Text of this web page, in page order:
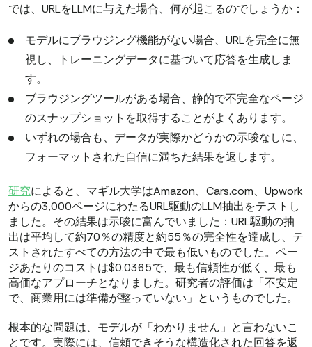
では、URLをLLMに与えた場合、何が起こるのでしょうか：
モデルにブラウジング機能がない場合、URLを完全に無
視し、トレーニングデータに基づいて応答を生成しま
す。
ブラウジングツールがある場合、静的で不完全なページ
のスナップショットを取得することがよくあります。
いずれの場合も、データが実際かどうかの示唆なしに、
フォーマットされた自信に満ちた結果を返します。
研究によると、マギル大学はAmazon、Cars.com、Upwork
からの3,000ページにわたるURL駆動のLLM抽出をテストし
ました。その結果は示唆に富んでいました：URL駆動の抽
出は平均して約70％の精度と約55％の完全性を達成し、テ
ストされたすべての方法の中で最も低いものでした。ペー
ジあたりのコストは$0.0365で、最も信頼性が低く、最も
高価なアプローチとなりました。研究者の評価は「不安定
で、商業用には準備が整っていない」というものでした。
根本的な問題は、モデルが「わかりません」と言わないこ
とです。実際には、信頼できそうな構造化された回答を返